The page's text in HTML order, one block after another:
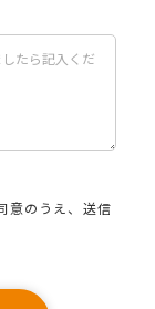
意のうえ、送信